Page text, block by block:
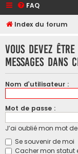
FAQ
Index du forum
Vous devez
messages dans
Nom d’utilisateur :
Mot de passe :
J’ai oublié mon mot
Se souvenir de moi
Cacher mon statut